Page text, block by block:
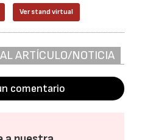
Ver stand virtual
ARTÍCULO/NOTICIA
comentario